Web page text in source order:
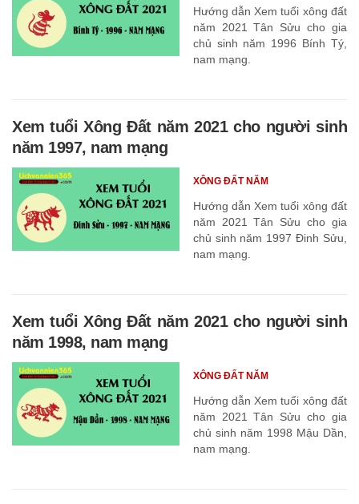
Hướng dẫn Xem tuổi xông đất
năm 2021 Tân Sửu cho gia
chủ sinh năm 1996 Bính Tý,
nam mạng.
Xem tuổi Xông Đất năm 2021 cho người sinh
năm 1997, nam mạng
Hướng dẫn Xem tuổi xông đất
năm 2021 Tân Sửu cho gia
chủ sinh năm 1997 Đinh Sửu,
nam mạng.
XÔNG ĐẤT NĂM
Xem tuổi Xông Đất năm 2021 cho người sinh
năm 1998, nam mạng
Hướng dẫn Xem tuổi xông đất
năm 2021 Tân Sửu cho gia
chủ sinh năm 1998 Mậu Dần,
nam mạng.
XÔNG ĐẤT NĂM